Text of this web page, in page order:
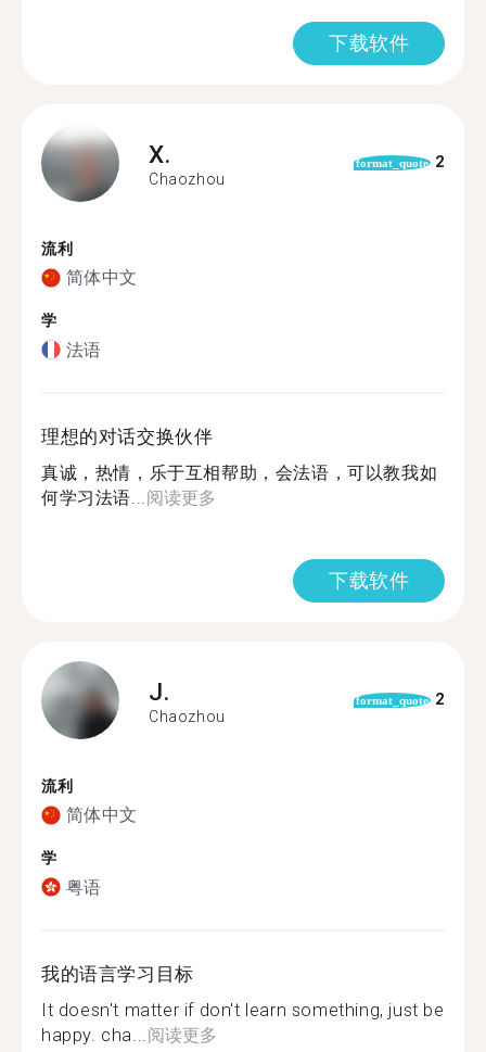
下载软件
X.
Chaozhou
format_quote 2
流利
简体中文
学
法语
理想的对话交换伙伴
真诚，热情，乐于互相帮助，会法语，可以教我如
何学习法语... 阅读更多
下载软件
J.
Chaozhou
format_quote 2
流利
简体中文
学
粤语
我的语言学习目标
It doesn't matter if don't learn something, just be
happy. cha... 阅读更多